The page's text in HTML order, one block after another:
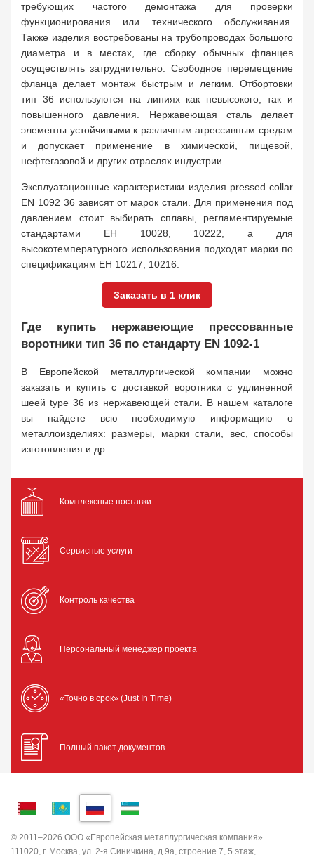
требующих частого демонтажа для проверки
функционирования или технического обслуживания.
Также изделия востребованы на трубопроводах большого
диаметра и в местах, где сборку обычных фланцев
осуществлять затруднительно. Свободное перемещение
фланца делает монтаж быстрым и легким. Отбортовки
тип 36 используются на линиях как невысокого, так и
повышенного давления. Нержавеющая сталь делает
элементы устойчивыми к различным агрессивным средам
и допускает применение в химической, пищевой,
нефтегазовой и других отраслях индустрии.
Эксплуатационные характеристики изделия pressed collar
EN 1092 36 зависят от марок стали. Для применения под
давлением стоит выбирать сплавы, регламентируемые
стандартами ЕН 10028, 10222, а для
высокотемпературного использования подходят марки по
спецификациям ЕН 10217, 10216.
Заказать в 1 клик
Где купить нержавеющие прессованные
воротники тип 36 по стандарту EN 1092-1
В Европейской металлургической компании можно
заказать и купить с доставкой воротники с удлиненной
шеей type 36 из нержавеющей стали. В нашем каталоге
вы найдете всю необходимую информацию о
металлоизделиях: размеры, марки стали, вес, способы
изготовления и др.
Комплексные поставки
Сервисные услуги
Контроль качества
Персональный менеджер проекта
«Точно в срок» (Just In Time)
Полный пакет документов
© 2011–2026 ООО «Европейская металлургическая компания»
111020, г. Москва, ул. 2-я Синичкина, д.9а, строение 7, 5 этаж,